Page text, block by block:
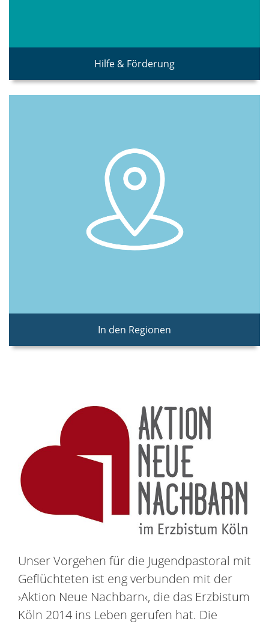
Hilfe & Förderung
In den Regionen
Unser Vorgehen für die Jugendpastoral mit
Geflüchteten ist eng verbunden mit der
›Aktion Neue Nachbarn‹, die das Erzbistum
Köln 2014 ins Leben gerufen hat. Die